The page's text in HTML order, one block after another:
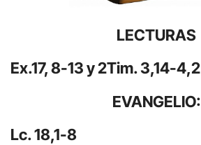
LECTURAS
Ex.17, 8-13 y 2Tim. 3,14-4,2
EVANGELIO:
Lc. 18,1-8